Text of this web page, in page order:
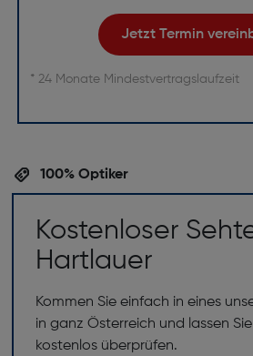
Jetzt Termin
* 24 Monate Mindestvertragslaufzeit
100% Optiker
Kostenloser
Hartlauer
Kommen Sie einfach in eines
in ganz Österreich und lassen
kostenlos überprüfen.